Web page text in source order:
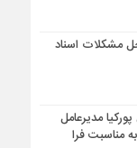
مشکلات اسناد
مدیرعامل
مناسبت فرا